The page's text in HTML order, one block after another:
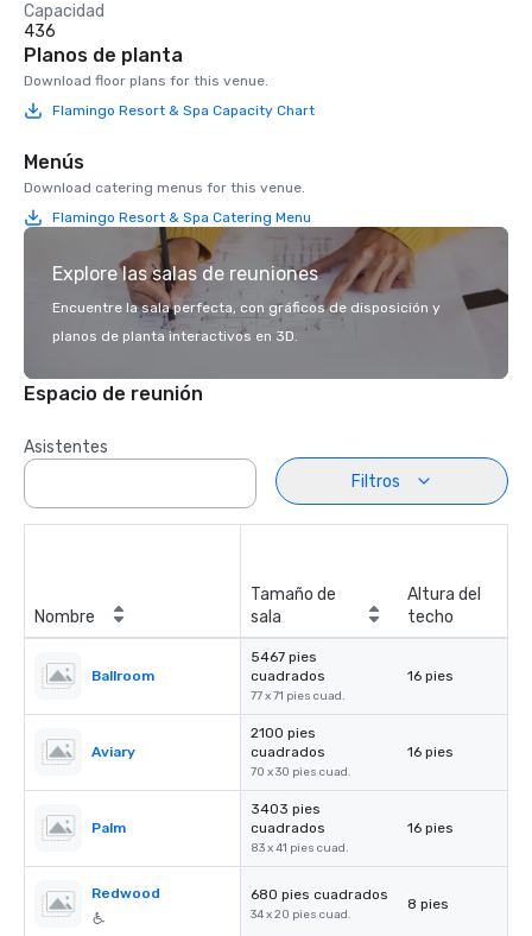
Capacidad
436
Planos de planta
Download floor plans for this venue.
Flamingo Resort & Spa Capacity Chart
Menús
Download catering menus for this venue.
Flamingo Resort & Spa Catering Menu
Explore las salas de reuniones
Encuentre la sala perfecta, con gráficos de disposición y
planos de planta interactivos en 3D.
Espacio de reunión
Asistentes
Filtros
Nombre
Tamaño de
sala
Altura del
techo
Ballroom
5467 pies
cuadrados
77 x 71 pies cuad.
16 pies
Aviary
2100 pies
cuadrados
70 x 30 pies cuad.
16 pies
Palm
3403 pies
cuadrados
83 x 41 pies cuad.
16 pies
Redwood 680 pies cuadrados
34 x 20 pies cuad.
8 pies